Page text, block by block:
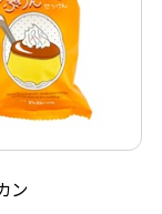
ン